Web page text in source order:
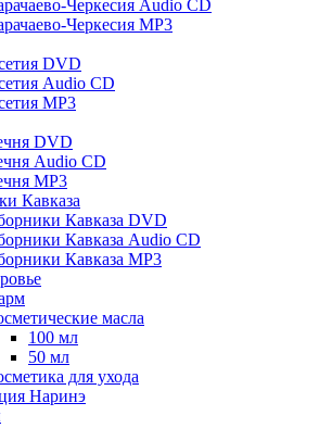
Черкесия Audio CD
Черкесия MP3
DVD
Audio CD
MP3
DVD
Audio CD
MP3
Кавказа
Кавказа DVD
Кавказа Audio CD
Кавказа MP3
масла
100 мл
50 мл
для ухода
Наринэ